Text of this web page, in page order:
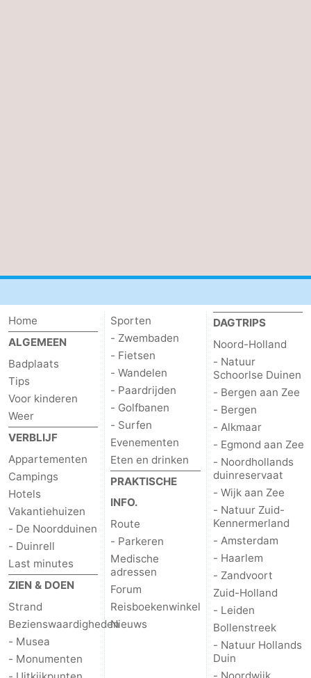
Home
ALGEMEEN
Badplaats
Tips
Voor kinderen
Weer
VERBLIJF
Appartementen
Campings
Hotels
Vakantiehuizen
- De Noordduinen
- Duinrell
Last minutes
ZIEN & DOEN
Strand
Bezienswaardigheden
- Musea
- Monumenten
Sporten
- Zwembaden
- Fietsen
- Wandelen
- Paardrijden
- Golfbanen
- Surfen
Evenementen
Eten en drinken
PRAKTISCHE
INFO.
Route
- Parkeren
Medische
adressen
Forum
Reisboekenwinkel
Nieuws
DAGTRIPS
Noord-Holland
- Natuur
Schoorlse Duinen
- Bergen aan Zee
- Bergen
- Alkmaar
- Egmond aan Zee
- Noordhollands
duinreservaat
- Wijk aan Zee
- Natuur Zuid-
Kennermerland
- Amsterdam
- Haarlem
- Zandvoort
Zuid-Holland
- Leiden
Bollenstreek
- Natuur Hollands
Duin